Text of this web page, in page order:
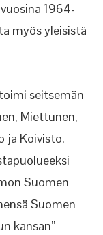
1964-
myös yleisistä
seitsemän
Miettunen,
ja Koivisto.
Suomen
Suomen
kansan”